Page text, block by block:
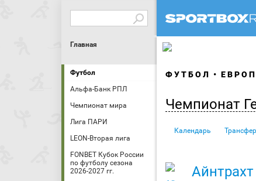
Главная
Футбол
Альфа-Банк РПЛ
Чемпионат мира
Лига ПАРИ
LEON-Вторая лига
FONBET Кубок России
по футболу сезона
2026-2027 гг.
ФУТБОЛ
Чемпионат
Календарь
Айнтрахт